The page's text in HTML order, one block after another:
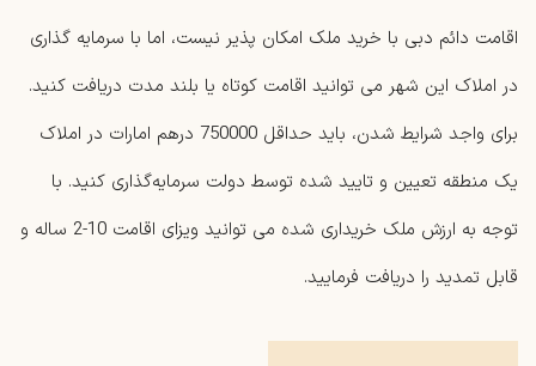
اقامت دائم دبی با خرید ملک امکان‌ پذیر نیست، اما با سرمایه‌ گذاری
در املاک این شهر می ‌توانید اقامت کوتاه یا بلند مدت دریافت کنید.
برای واجد شرایط شدن، باید حداقل 750000 درهم امارات در املاک
یک منطقه تعیین و تایید شده توسط دولت سرمایه‌گذاری کنید. با
توجه به ارزش ملک خریداری شده می توانید ویزای اقامت 10-2 ساله و
قابل تمدید را دریافت فرمایید.